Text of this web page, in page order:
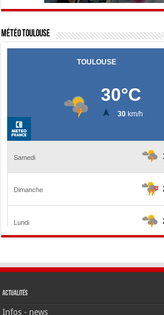
Météo Toulouse
Actualités
Infos - news